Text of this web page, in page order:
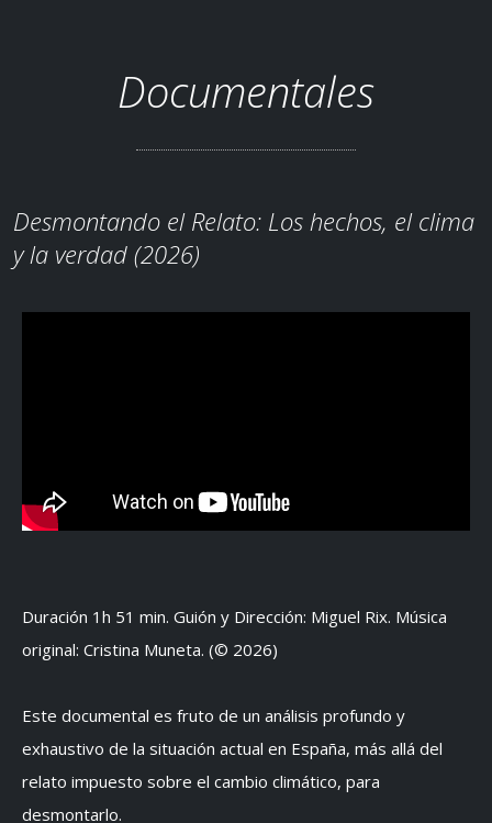
Documentales
Desmontando el Relato: Los hechos, el clima
y la verdad (2026)
Duración 1h 51 min. Guión y Dirección: Miguel Rix. Música
original: Cristina Muneta. (© 2026)
Este documental es fruto de un análisis profundo y
exhaustivo de la situación actual en España, más allá del
relato impuesto sobre el cambio climático, para
desmontarlo.